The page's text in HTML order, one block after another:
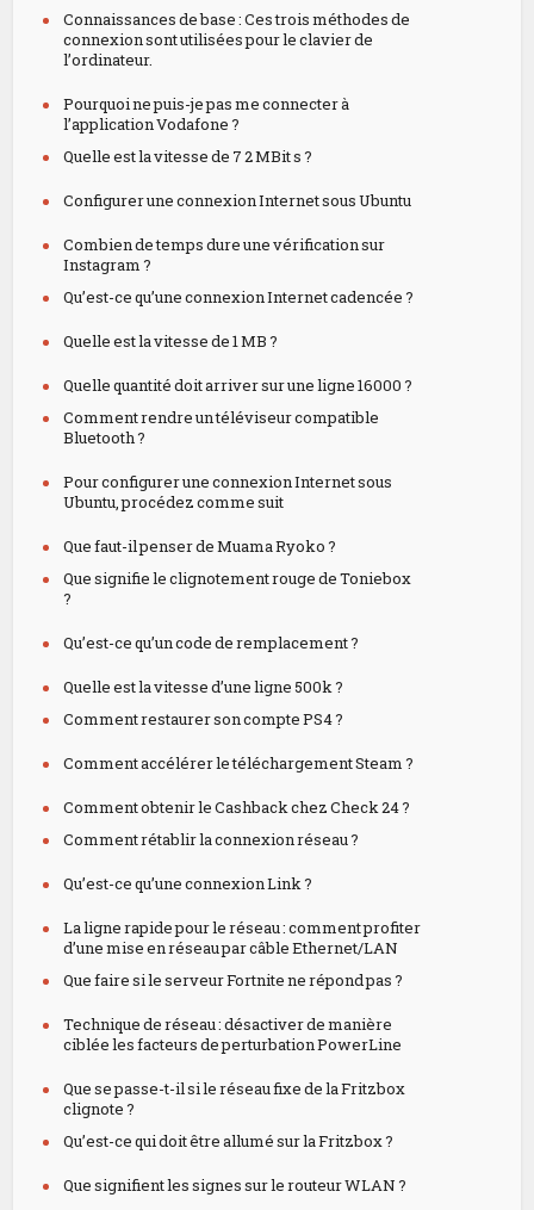
Connaissances de base : Ces trois méthodes de
connexion sont utilisées pour le clavier de
l’ordinateur.
Pourquoi ne puis-je pas me connecter à
l’application Vodafone ?
Quelle est la vitesse de 7 2 MBit s ?
Configurer une connexion Internet sous Ubuntu
Combien de temps dure une vérification sur
Instagram ?
Qu’est-ce qu’une connexion Internet cadencée ?
Quelle est la vitesse de 1 MB ?
Quelle quantité doit arriver sur une ligne 16000 ?
Comment rendre un téléviseur compatible
Bluetooth ?
Pour configurer une connexion Internet sous
Ubuntu, procédez comme suit
Que faut-il penser de Muama Ryoko ?
Que signifie le clignotement rouge de Toniebox
?
Qu’est-ce qu’un code de remplacement ?
Quelle est la vitesse d’une ligne 500k ?
Comment restaurer son compte PS4 ?
Comment accélérer le téléchargement Steam ?
Comment obtenir le Cashback chez Check 24 ?
Comment rétablir la connexion réseau ?
Qu’est-ce qu’une connexion Link ?
La ligne rapide pour le réseau : comment profiter
d’une mise en réseau par câble Ethernet/LAN
Que faire si le serveur Fortnite ne répond pas ?
Technique de réseau : désactiver de manière
ciblée les facteurs de perturbation PowerLine
Que se passe-t-il si le réseau fixe de la Fritzbox
clignote ?
Qu’est-ce qui doit être allumé sur la Fritzbox ?
Que signifient les signes sur le routeur WLAN ?